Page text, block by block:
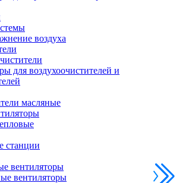
воздуха
для воздухоочистителей и
масляные
станции
вентиляторы
вентиляторы